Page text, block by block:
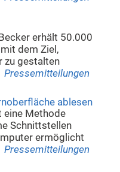
erhält 50.000
dem Ziel,
zu gestalten
Pressemitteilungen
ablesen
eine Methode
Schnittstellen
ermöglicht
Pressemitteilungen